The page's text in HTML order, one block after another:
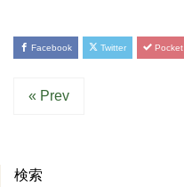
Facebook Twitter Pocket
« Prev
検索